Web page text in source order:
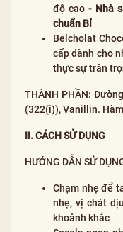
độ cao - Nhà
chuẩn Bỉ
Belcholat
cấp dành cho
thực sự trân
THÀNH PHẦN:
(322(i)), Vanillin.
II. CÁCH SỬ DỤNG
HƯỚNG DẪN SỬ
Chạm nhẹ để
nhẹ, vị chát
khoảnh khắc